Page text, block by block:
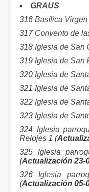
GRAUS
316 Basílica
317 Convento de
318 Iglesia de San
319 Iglesia de San
320 Iglesia de
321 Iglesia de
322 Iglesia de
323 Iglesia de
324 Iglesia
Relojes 1 (
325 Iglesia
(Actualización 23-
326 Iglesia
(Actualización 05-